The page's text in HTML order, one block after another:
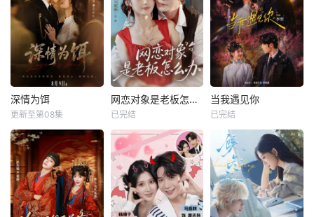
深情为饵
更新至第08集
网恋对象是老板怎么办
已完结
当我遇见你
已完结